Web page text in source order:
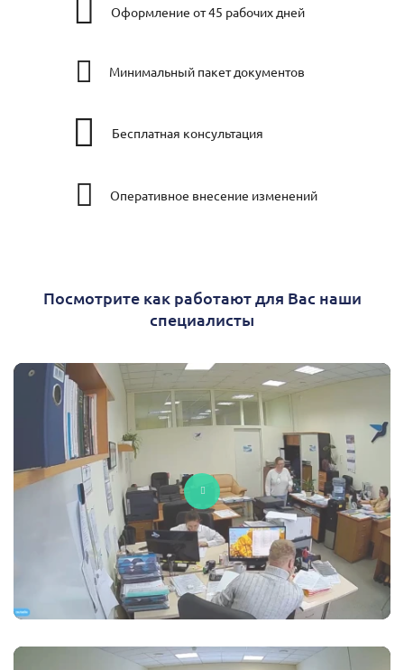
Оформление от 45 рабочих дней
Минимальный пакет документов
Бесплатная консультация
Оперативное внесение изменений
Посмотрите как работают для Вас наши
специалисты